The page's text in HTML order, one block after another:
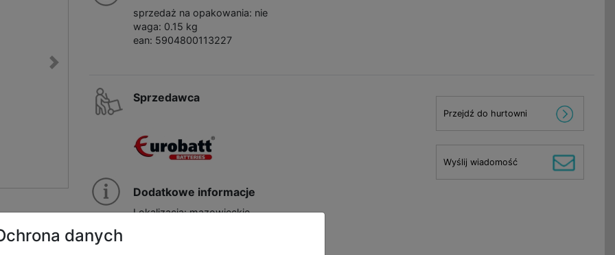
sprzedaż na opakowania: nie
waga: 0.15 kg
ean: 5904800113227
Sprzedawca
Dodatkowe informacje
Lokalizacja: mazowieckie
Przejdź do hurtowni
Wyślij wiadomość
danych